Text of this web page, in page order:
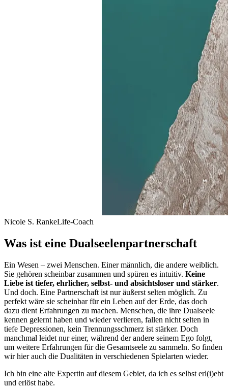
Nicole S. RankeLife-Coach
Was ist eine Dualseelenpartnerschaft
Ein Wesen – zwei Menschen. Einer männlich, die andere weiblich.
Sie gehören scheinbar zusammen und spüren es intuitiv. Keine
Liebe ist tiefer, ehrlicher, selbst- und absichtsloser und stärker.
Und doch. Eine Partnerschaft ist nur äußerst selten möglich. Zu
perfekt wäre sie scheinbar für ein Leben auf der Erde, das doch
dazu dient Erfahrungen zu machen. Menschen, die ihre Dualseele
kennen gelernt haben und wieder verlieren, fallen nicht selten in
tiefe Depressionen, kein Trennungsschmerz ist stärker. Doch
manchmal leidet nur einer, während der andere seinem Ego folgt,
um weitere Erfahrungen für die Gesamtseele zu sammeln. So finden
wir hier auch die Dualitäten in verschiedenen Spielarten wieder.
Ich bin eine alte Expertin auf diesem Gebiet, da ich es selbst erl(i)ebt
und erlöst habe.